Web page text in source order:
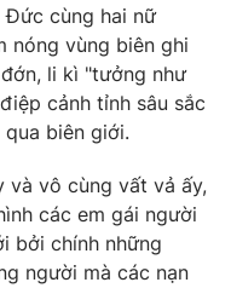
Đức cùng hai nữ
nóng vùng biên ghi
li kì "tưởng như
cảnh tỉnh sâu sắc
biên giới.
và vô cùng vất vả ấy,
các em gái người
bởi chính những
người mà các nạn